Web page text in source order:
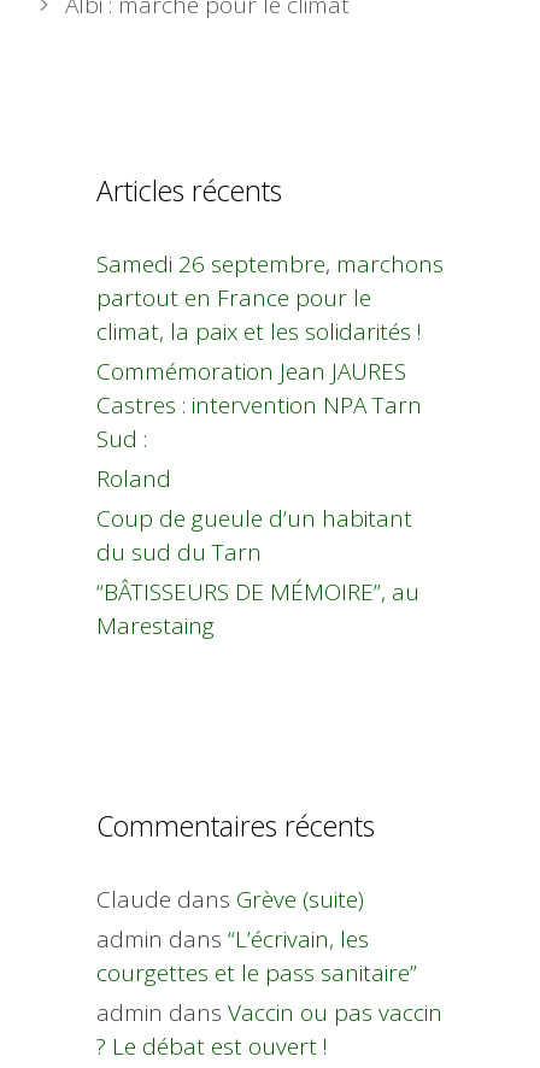
Articles récents
Samedi 26 septembre, marchons
partout en France pour le
climat, la paix et les solidarités !
Commémoration Jean JAURES
Castres : intervention NPA Tarn
Sud :
Roland
Coup de gueule d’un habitant
du sud du Tarn
“BÂTISSEURS DE MÉMOIRE”, au
Marestaing
Commentaires récents
Claude dans Grève (suite)
admin dans “L’écrivain, les
courgettes et le pass sanitaire”
admin dans Vaccin ou pas vaccin
? Le débat est ouvert !